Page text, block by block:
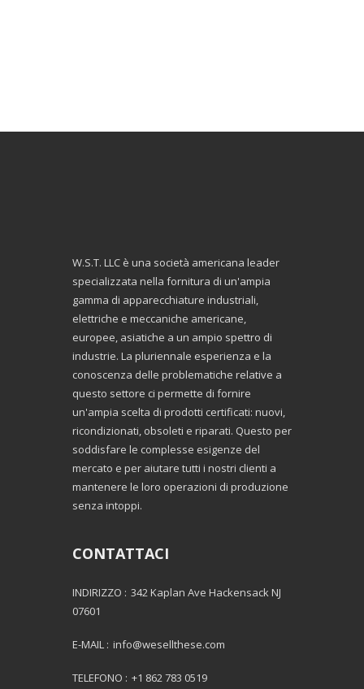
W.S.T. LLC è una società americana leader
specializzata nella fornitura di un'ampia
gamma di apparecchiature industriali,
elettriche e meccaniche americane,
europee, asiatiche a un ampio spettro di
industrie. La pluriennale esperienza e la
conoscenza delle problematiche relative a
questo settore ci permette di fornire
un'ampia scelta di prodotti certificati: nuovi,
ricondizionati, obsoleti e riparati. Questo per
soddisfare le complesse esigenze del
mercato e per aiutare tutti i nostri clienti a
mantenere le loro operazioni di produzione
senza intoppi.
CONTATTACI
INDIRIZZO : 342 Kaplan Ave Hackensack NJ
07601
E-MAIL : info@wesellthese.com
TELEFONO : +1 862 783 0519